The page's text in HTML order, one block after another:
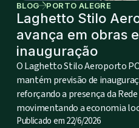
BLOG PORTO ALEGRE
Laghetto Stilo
avança em obras
inauguração
O Laghetto Stilo Aeroporto
mantém previsão de
reforçando a presença da
movimentando a economia
Publicado em22/6/2026